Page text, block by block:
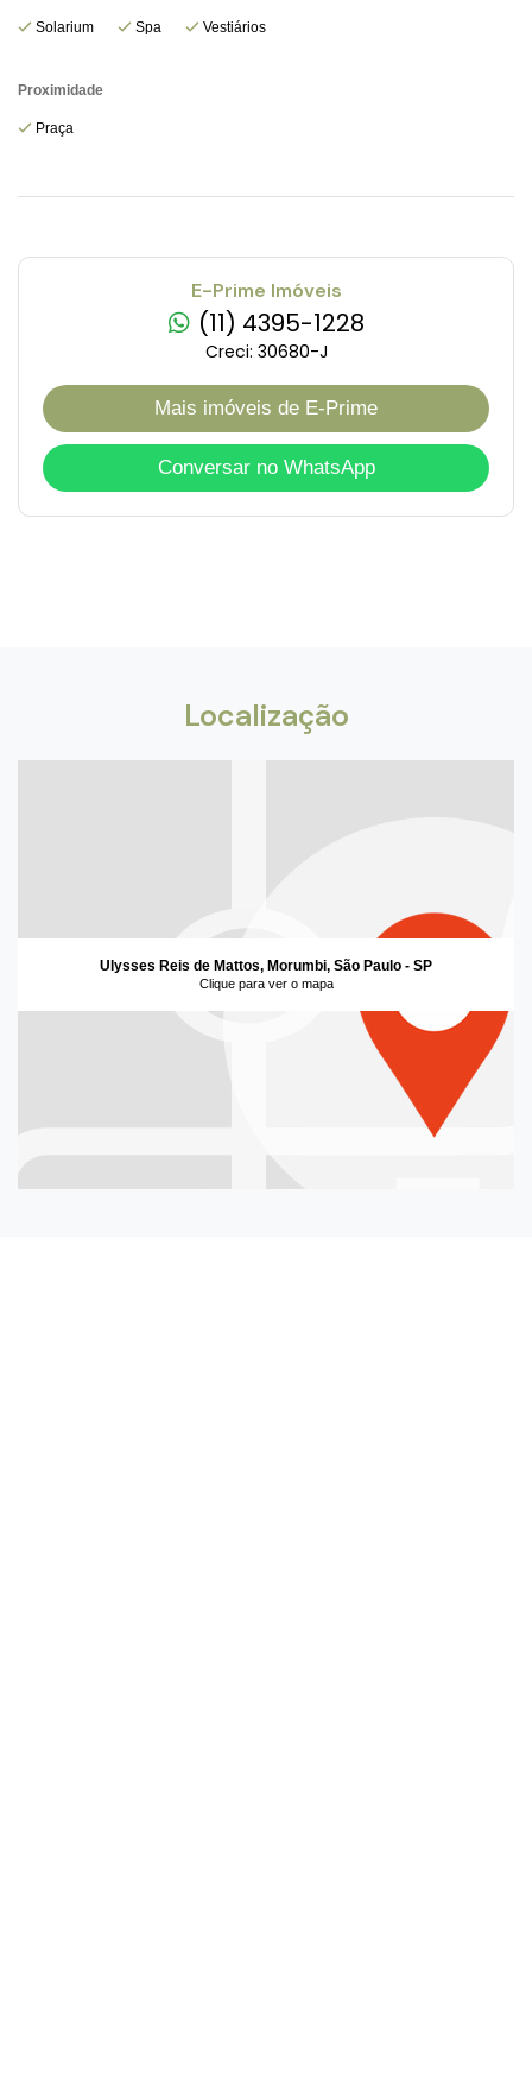
Solarium Spa Vestiários
Proximidade
Praça
E-Prime Imóveis
(11) 4395-1228
Creci: 30680-J
Mais imóveis de E-Prime
Conversar no WhatsApp
Localização
Ulysses Reis de Mattos, Morumbi, São Paulo - SP
Clique para ver o mapa